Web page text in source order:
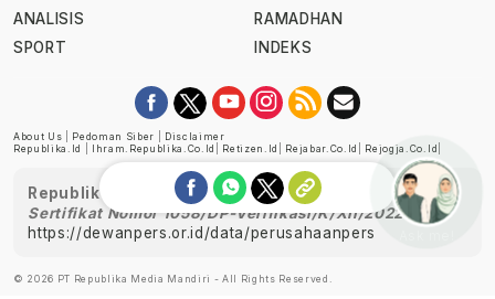
ANALISIS
SPORT
RAMADHAN
INDEKS
About Us Pedoman Siber
Disclaimer
Republika.id
Ihram.republika.co.id Retizen.id Rejabar.co.id Rejogja.co.id
Republika telah diverifikasi oleh Dewan Pers
Sertifikat Nomor 1058/DP-Verifikasi/K/XII/2022
https://dewanpers.or.id/data/perusahaanpers
© 2026 PT Republika Media Mandiri - All Rights Reserved.